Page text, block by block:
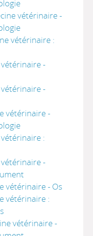
vétérinaire -
vétérinaire :
-
-
vétérinaire -
:
-
vétérinaire - Os
vétérinaire :
vétérinaire -